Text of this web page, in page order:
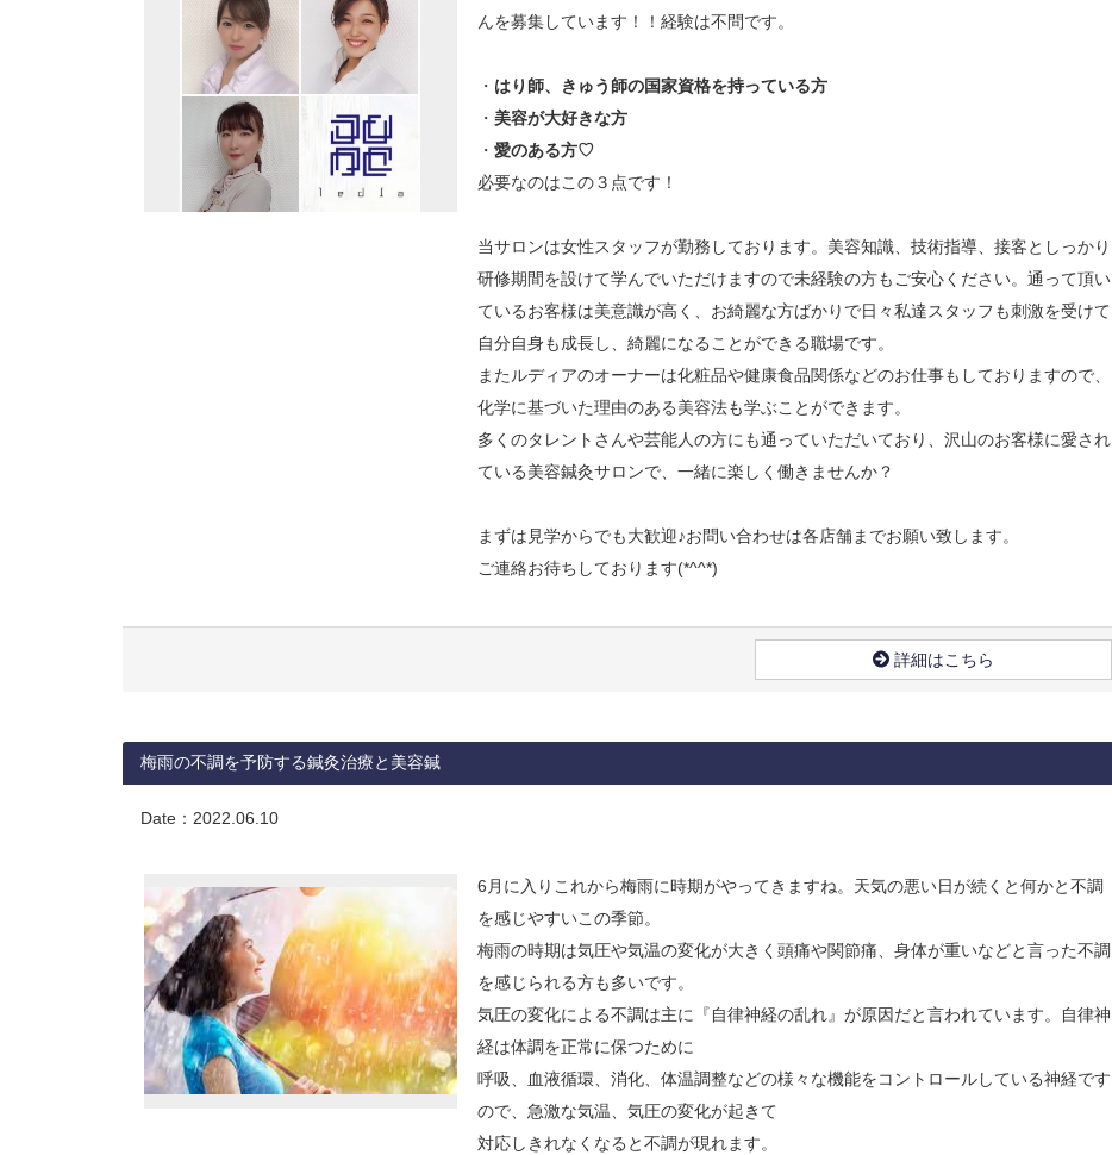
んを募集しています！！経験は不問です。
・ はり師、きゅう師の国家資格を持っている方
・美容が大好きな方
・愛のある方♡
必要なのはこの３点です！
当サロンは女性スタッフが勤務しております。 美容知識、技術指導、接客としっかり
研修期間を設けて学んでいただけますので未経験の方もご安心ください。通って頂い
ているお客様は美意識が高く、お綺麗な方ばかりで日々私達スタッフも刺激を受けて
自分自身も成長し、綺麗になることができる職場です。
またルディアのオーナーは化粧品や健康食品関係などのお仕事もしておりますので、
化学に基づいた理由のある美容法も学ぶことができます。
多くのタレントさんや芸能人の方にも通っていただいており、沢山のお客様に愛され
ている美容鍼灸サロンで、一緒に楽しく働きませんか？
まずは見学からでも大歓迎♪お問い合わせは各店舗までお願い致します。
ご連絡お待ちしております(*^^*)
詳細はこちら
梅雨の不調を予防する鍼灸治療と美容鍼
Date： 2022.06.10
6月に入りこれから梅雨に時期がやってきますね。天気の悪い日が続くと何かと不調
を感じやすいこの季節。
梅雨の時期は気圧や気温の変化が大きく頭痛や関節痛、身体が重いなどと言った不調
を感じられる方も多いです。
気圧の変化による不調は主に『自律神経の乱れ』が原因だと言われています。自律神
経は体調を正常に保つために
呼吸、血液循環、消化、体温調整などの様々な機能をコントロールしている神経です
ので、急激な気温、気圧の変化が起きて
対応しきれなくなると不調が現れます。